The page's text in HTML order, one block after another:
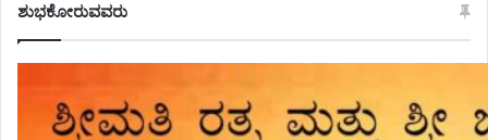
ಶುಭಕೋರುವವರು